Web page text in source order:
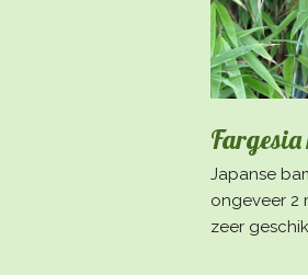
Japanse
ongeveer 2
zeer